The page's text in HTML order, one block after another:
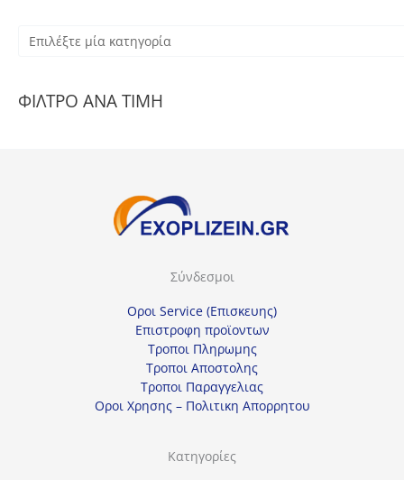
λ
ΦΙΛΤΡΟ ΑΝΑ ΤΙΜΗ
Σύνδεσμοι
Οροι Service (Επισκευης)
Επιστροφη προϊοντων
Τροποι Πληρωμης
Τροποι Αποστολης
Τροποι Παραγγελιας
Οροι Χρησης – Πολιτικη Απορρητου
Κατηγορίες